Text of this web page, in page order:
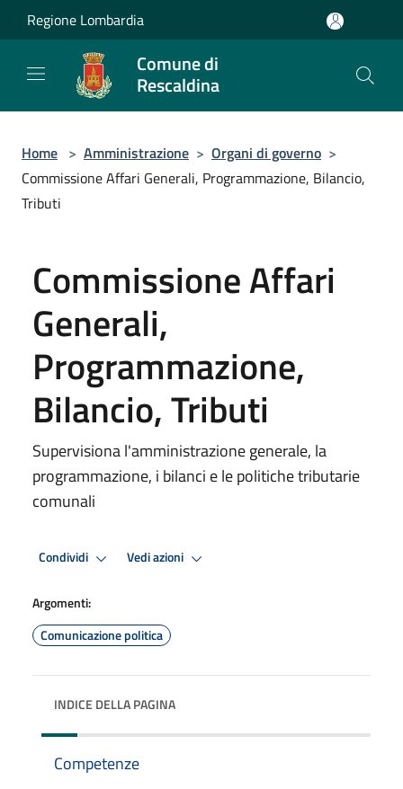
Salta al contenuto principale
Regione Lombardia
Comune di
Rescaldina
Home > Amministrazione > Organi di governo >
Commissione Affari Generali, Programmazione, Bilancio,
Tributi
Commissione Affari
Generali,
Programmazione,
Bilancio, Tributi
Supervisiona l'amministrazione generale, la
programmazione, i bilanci e le politiche tributarie
comunali
Condividi Vedi azioni
Argomenti:
Comunicazione politica
INDICE DELLA PAGINA
Competenze